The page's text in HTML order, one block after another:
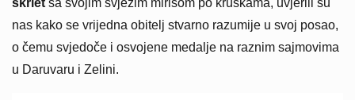
škrlet sa svojim svježim mirisom po kruškama, uvjerili su
nas kako se vrijedna obitelj stvarno razumije u svoj posao,
o čemu svjedoče i osvojene medalje na raznim sajmovima
u Daruvaru i Zelini.